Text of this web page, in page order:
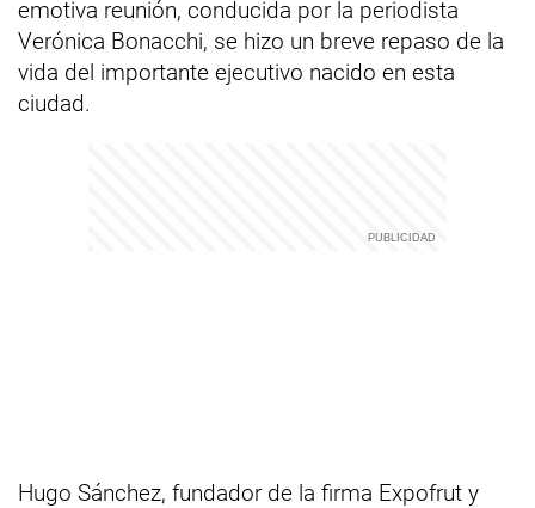
emotiva reunión, conducida por la periodista
Verónica Bonacchi, se hizo un breve repaso de la
vida del importante ejecutivo nacido en esta
ciudad.
Hugo Sánchez, fundador de la firma Expofrut y